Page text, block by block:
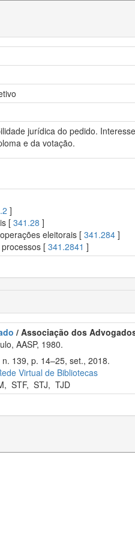
jurídica do pedido.
e da votação.
]
[ 341.28 ]
eleitorais [ 341.284 ]
[ 341.2841 ]
/ Associação dos
AASP, 1980.
139, p. 14–25, set., 2018.
Virtual de Bibliotecas
, STF, STJ, TJD